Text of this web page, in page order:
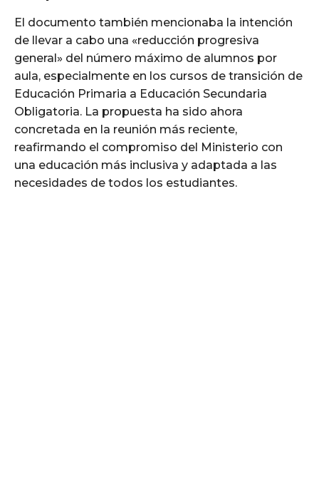
El documento también mencionaba la intención
de llevar a cabo una «reducción progresiva
general» del número máximo de alumnos por
aula, especialmente en los cursos de transición de
Educación Primaria a Educación Secundaria
Obligatoria. La propuesta ha sido ahora
concretada en la reunión más reciente,
reafirmando el compromiso del Ministerio con
una educación más inclusiva y adaptada a las
necesidades de todos los estudiantes.